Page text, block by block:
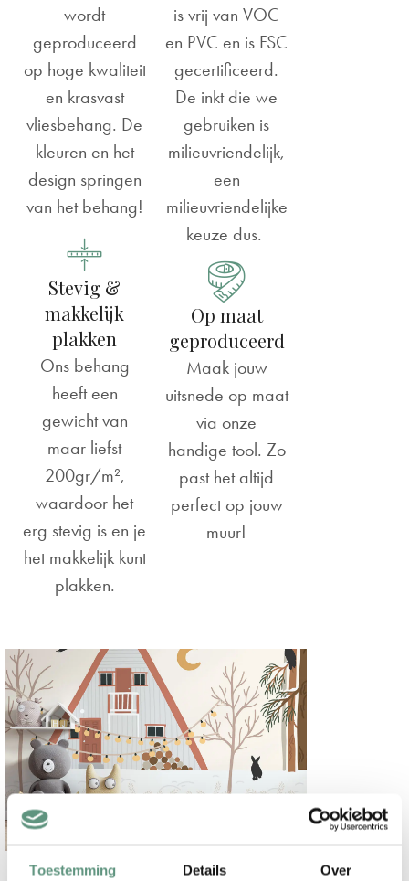
Toestemming Details Over
wordt
geproduceerd
op hoge kwaliteit
en krasvast
vliesbehang. De
kleuren en het
design springen
van het behang!
Stevig &
makkelijk
plakken
Ons behang
heeft een
gewicht van
maar liefst
200gr/m²,
waardoor het
erg stevig is en je
het makkelijk kunt
plakken.
is vrij van VOC
en PVC en is FSC
gecertificeerd.
De inkt die we
gebruiken is
milieuvriendelijk,
een
milieuvriendelijke
keuze dus.
Op maat
geproduceerd
Maak jouw
uitsnede op maat
via onze
handige tool. Zo
past het altijd
perfect op jouw
muur!